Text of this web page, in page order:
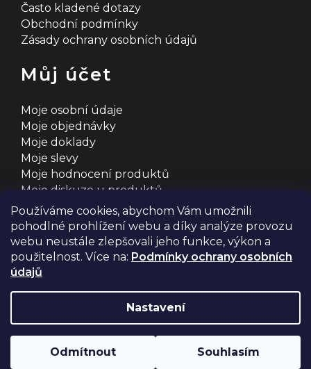
Používáme cookies, abychom Vám umožnili
pohodlné prohlížení webu a díky analýze provozu
webu neustále zlepšovali jeho funkce, výkon a
použitelnost. Více na: Podmínky ochrany osobních
údajů
Nastavení
Odmítnout Souhlasím
Často kladené dotazy
Obchodní podmínky
Zásady ochrany osobních údajů
Můj účet
Moje osobní údaje
Moje objednávky
Moje doklady
Moje slevy
Moje hodnocení produktů
Moje diskuze u produktů
Shoptet s ❤️ vyšperkovalo
vyhrazena.Upravit nastavení cookies